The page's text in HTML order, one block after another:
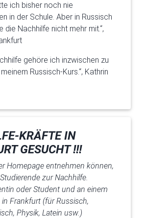
ich bisher noch nie
in der Schule. Aber in Russisch
die Nachhilfe nicht mehr mit.“,
gehöre ich inzwischen zu
Russisch-Kurs.“, Kathrin
KRÄFTE IN
GESUCHT !!!
Homepage entnehmen können,
zur Nachhilfe.
oder Student und an einem
Frankfurt (für Russisch,
Physik, Latein usw.)